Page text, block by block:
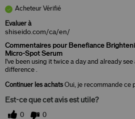
Acheteur Vérifié
Evaluer à
shiseido.com/ca/en/
Commentaires pour Benefiance
Micro-Spot Serum
I've been using it twice a day and already see
difference .
Continuer les achatsOui, je recommande ce
Est-ce que cet avis est utile?
0 0